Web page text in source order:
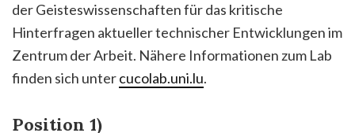
der Geisteswissenschaften für das kritische
Hinterfragen aktueller technischer Entwicklungen im
Zentrum der Arbeit. Nähere Informationen zum Lab
finden sich untercucolab.uni.lu.
Position 1)